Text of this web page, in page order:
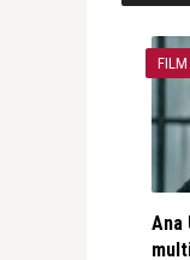
FILM
Ana